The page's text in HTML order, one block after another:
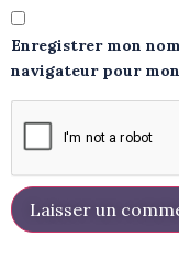
Enregistrer mon
navigateur pour